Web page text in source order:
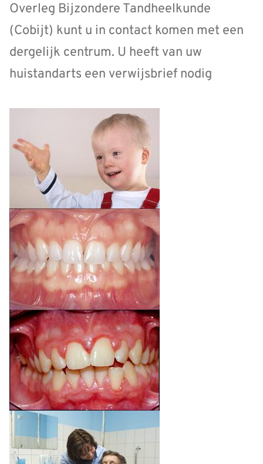
Overleg Bijzondere Tandheelkunde
(Cobijt) kunt u in contact komen met een
dergelijk centrum. U heeft van uw
huistandarts een verwijsbrief nodig